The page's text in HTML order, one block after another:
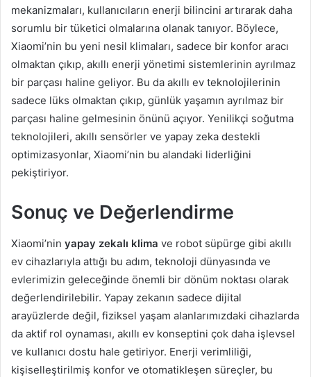
mekanizmaları, kullanıcıların enerji bilincini artırarak daha
sorumlu bir tüketici olmalarına olanak tanıyor. Böylece,
Xiaomi’nin bu yeni nesil klimaları, sadece bir konfor aracı
olmaktan çıkıp, akıllı enerji yönetimi sistemlerinin ayrılmaz
bir parçası haline geliyor. Bu da akıllı ev teknolojilerinin
sadece lüks olmaktan çıkıp, günlük yaşamın ayrılmaz bir
parçası haline gelmesinin önünü açıyor. Yenilikçi soğutma
teknolojileri, akıllı sensörler ve yapay zeka destekli
optimizasyonlar, Xiaomi’nin bu alandaki liderliğini
pekiştiriyor.
Sonuç ve Değerlendirme
Xiaomi’nin yapay zekalı klima ve robot süpürge gibi akıllı
ev cihazlarıyla attığı bu adım, teknoloji dünyasında ve
evlerimizin geleceğinde önemli bir dönüm noktası olarak
değerlendirilebilir. Yapay zekanın sadece dijital
arayüzlerde değil, fiziksel yaşam alanlarımızdaki cihazlarda
da aktif rol oynaması, akıllı ev konseptini çok daha işlevsel
ve kullanıcı dostu hale getiriyor. Enerji verimliliği,
kişiselleştirilmiş konfor ve otomatikleşen süreçler, bu